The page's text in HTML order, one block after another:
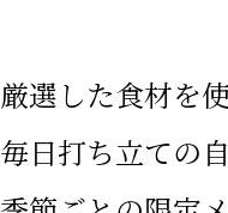
厳選した食材を
毎日打ち立ての